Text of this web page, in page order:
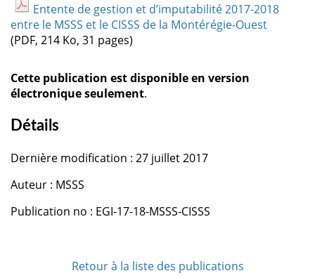
Entente de gestion et d’imputabilité 2017-2018
entre le MSSS et le CISSS de la Montérégie-Ouest
(PDF, 214 Ko, 31 pages)
Cette publication est disponible en version
électronique seulement.
Détails
Dernière modification : 27 juillet 2017
Auteur : MSSS
Publication no : EGI-17-18-MSSS-CISSS
Retour à la liste des publications